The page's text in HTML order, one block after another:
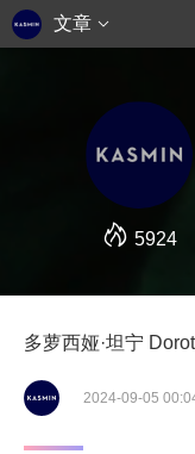
文章
5924
多萝西娅·坦宁
2024-09-05